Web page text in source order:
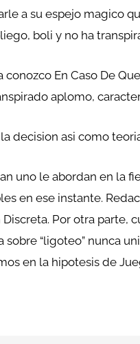
a su espejo magico
boli y no ha
conozco En Caso De
aplomo,
decision asi­ como
uno le abordan en la
en ese instante.
Por otra parte,
sobre “ligoteo” nunca
en la hipotesis de